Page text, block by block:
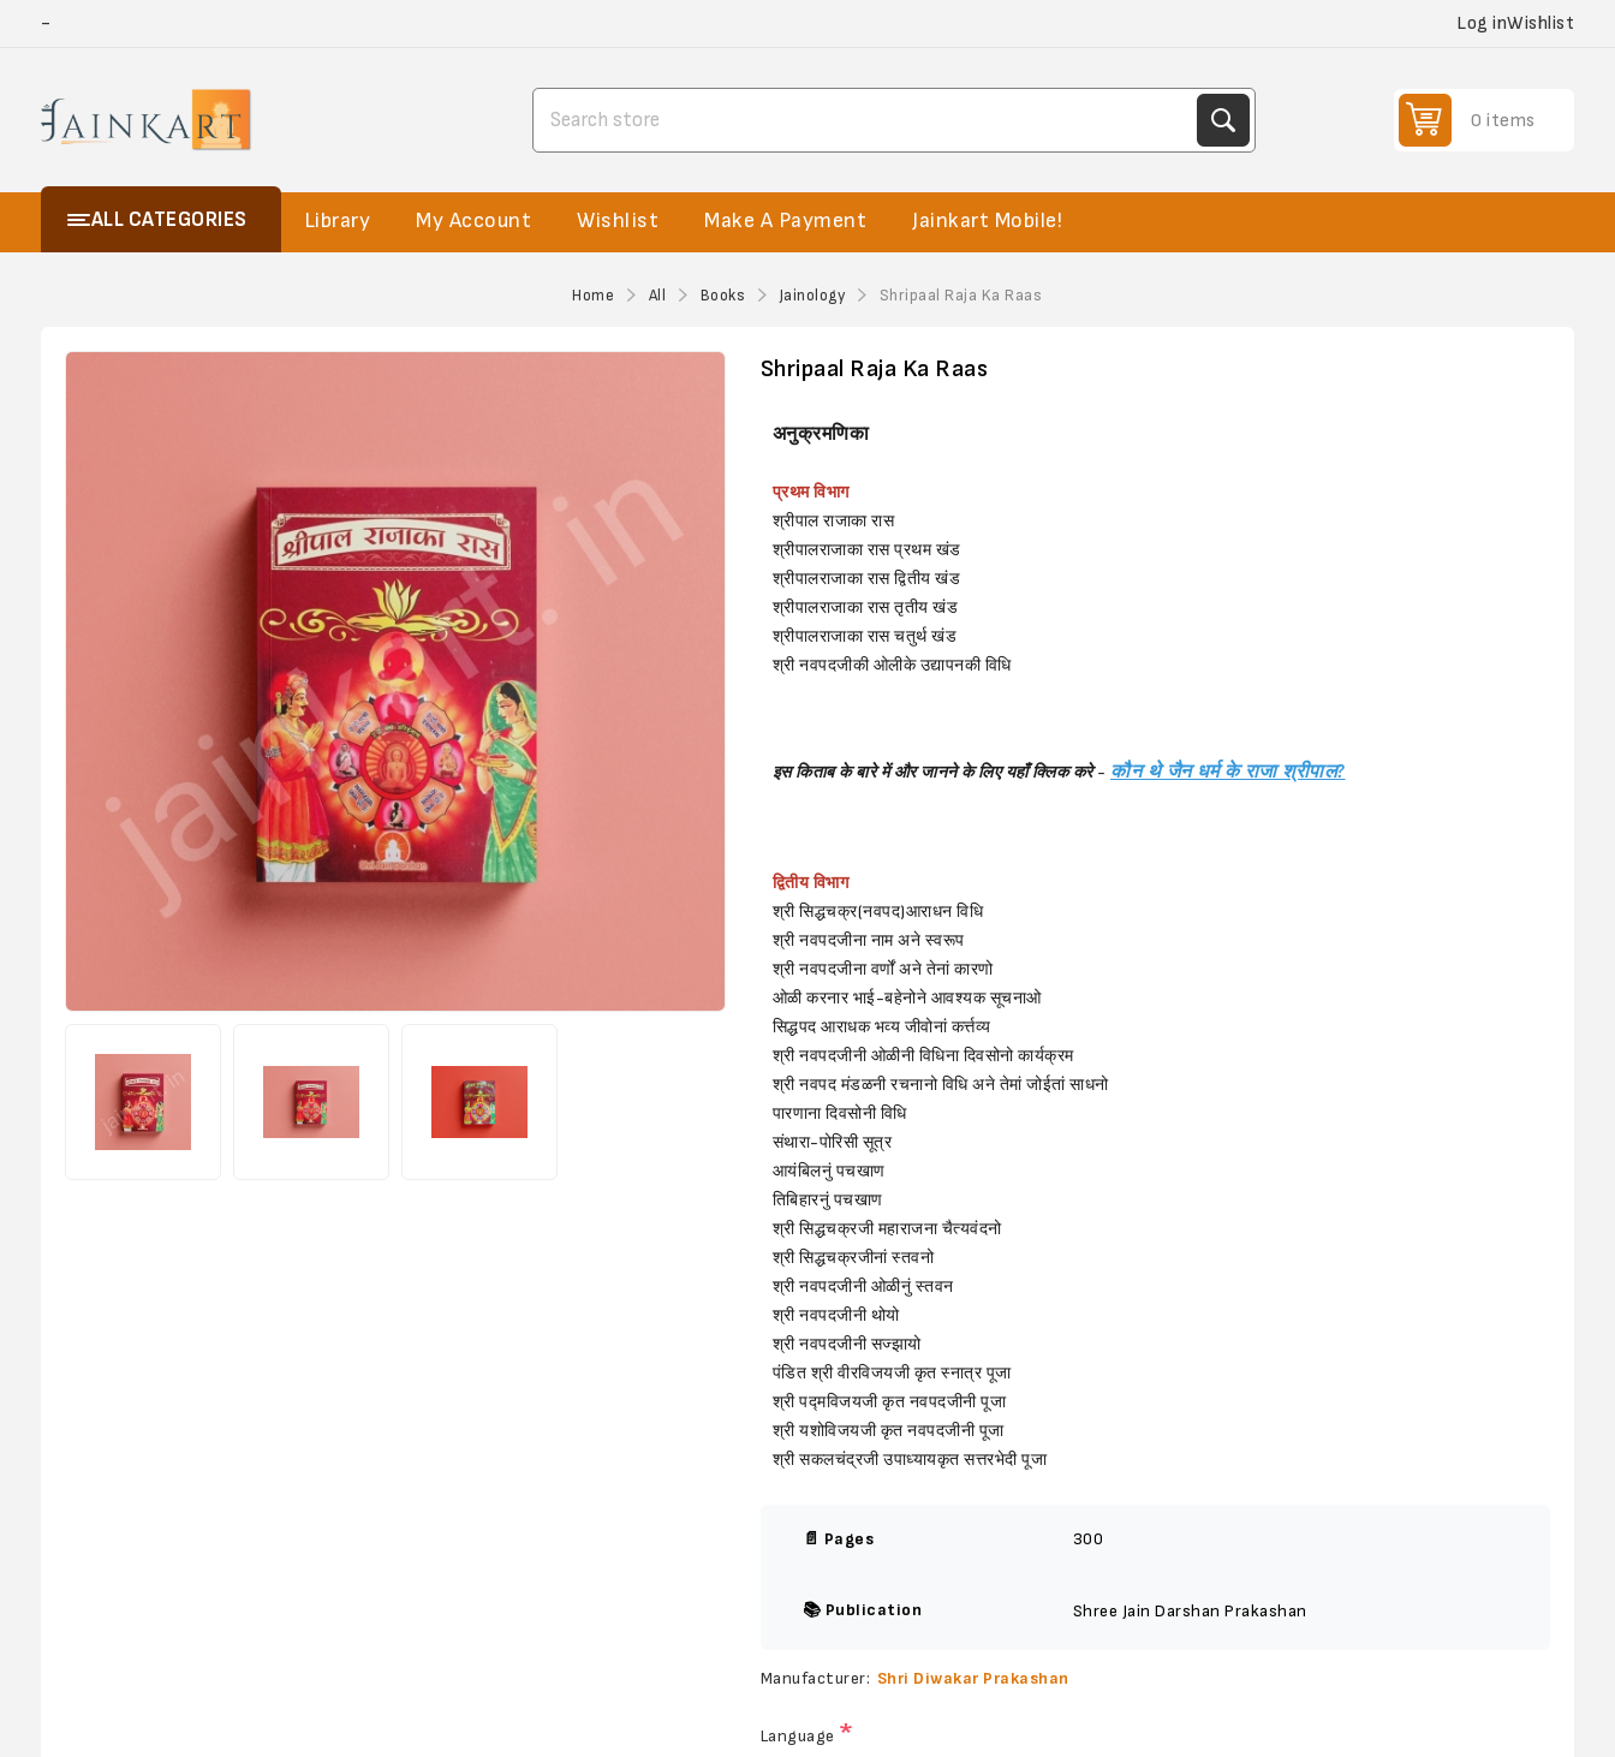
- Log inWishlist
0 items
ALL CATEGORIES Library My Account Wishlist Make A Payment Jainkart Mobile!
Home All Books Jainology Shripaal Raja Ka Raas
Shripaal Raja Ka Raas
अनुक्रमणिका
प्रथम विभाग
श्रीपाल राजाका रास
श्रीपालराजाका रास प्रथम खंड
श्रीपालराजाका रास द्वितीय खंड
श्रीपालराजाका रास तृतीय खंड
श्रीपालराजाका रास चतुर्थ खंड
श्री नवपदजीकी ओलीके उद्यापनकी विधि
इस किताब के बारे में और जानने के लिए यहाँ क्लिक करे- कौन थे जैन धर्म के राजा श्रीपाल?
द्वितीय विभाग
श्री सिद्धचक्र(नवपद)आराधन विधि
श्री नवपदजीना नाम अने स्वरूप
श्री नवपदजीना वर्णों अने तेनां कारणो
ओळी करनार भाई-बहेनोने आवश्यक सूचनाओ
सिद्धपद आराधक भव्य जीवोनां कर्त्तव्य
श्री नवपदजीनी ओळीनी विधिना दिवसोनो कार्यक्रम
श्री नवपद मंडळनी रचनानो विधि अने तेमां जोईतां साधनो
पारणाना दिवसोनी विधि
संथारा-पोरिसी सूत्र
आयंबिलनुं पचखाण
तिबिहारनुं पचखाण
श्री सिद्धचक्रजी महाराजना चैत्यवंदनो
श्री सिद्धचक्रजीनां स्तवनो
श्री नवपदजीनी ओळीनुं स्तवन
श्री नवपदजीनी थोयो
श्री नवपदजीनी सज्झायो
पंडित श्री वीरविजयजी कृत स्नात्र पूजा
श्री पद्मविजयजी कृत नवपदजीनी पूजा
श्री यशोविजयजी कृत नवपदजीनी पूजा
श्री सकलचंद्रजी उपाध्यायकृत सत्तरभेदी पूजा
📄 Pages 300
📚 Publication Shree Jain Darshan Prakashan
Manufacturer: Shri Diwakar Prakashan
Language *